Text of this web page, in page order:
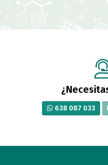
638 087 033